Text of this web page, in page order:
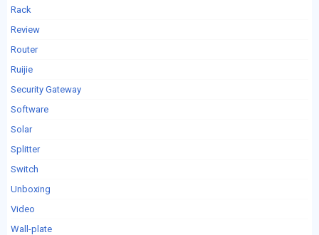
Rack
Review
Router
Ruijie
Security Gateway
Software
Solar
Splitter
Switch
Unboxing
Video
Wall-plate